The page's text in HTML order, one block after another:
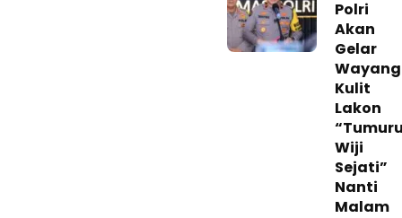
Polri
Akan
Gelar
Wayang
Kulit
Lakon
Wiji
Sejati”
Nanti
Malam